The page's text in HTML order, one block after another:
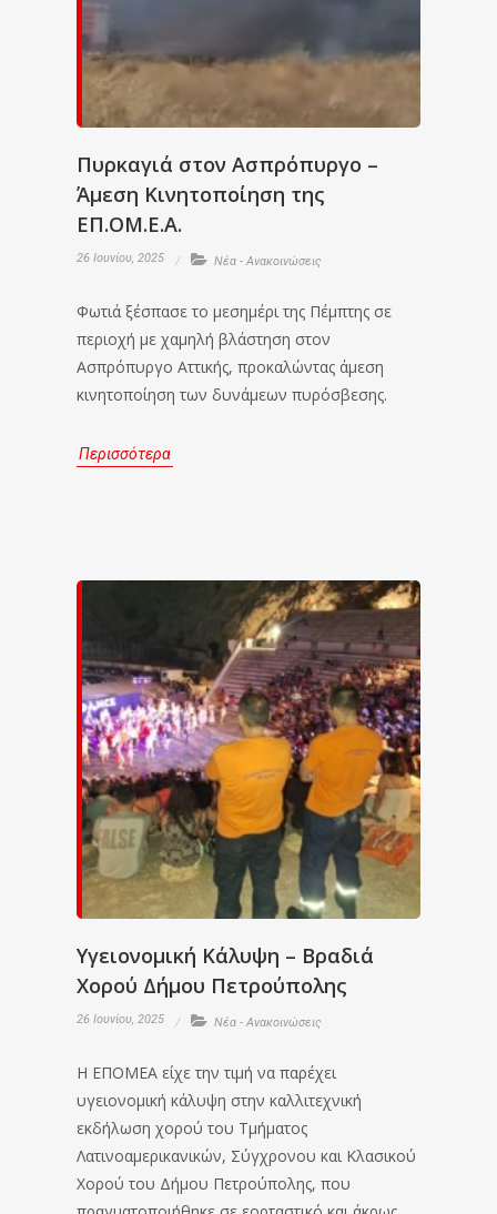
Πυρκαγιά στον Ασπρόπυργο –
Άμεση Κινητοποίηση της
ΕΠ.ΟΜ.Ε.Α.
26 Ιουνίου, 2025 Νέα - Ανακοινώσεις
Φωτιά ξέσπασε το μεσημέρι της Πέμπτης σε
περιοχή με χαμηλή βλάστηση στον
Ασπρόπυργο Αττικής, προκαλώντας άμεση
κινητοποίηση των δυνάμεων πυρόσβεσης.
Περισσότερα
Υγειονομική Κάλυψη – Βραδιά
Χορού Δήμου Πετρούπολης
26 Ιουνίου, 2025 Νέα - Ανακοινώσεις
Η ΕΠΟΜΕΑ είχε την τιμή να παρέχει
υγειονομική κάλυψη στην καλλιτεχνική
εκδήλωση χορού του Τμήματος
Λατινοαμερικανικών, Σύγχρονου και Κλασικού
Χορού του Δήμου Πετρούπολης, που